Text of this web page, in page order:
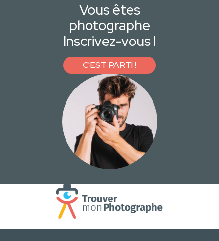
Vous êtes
photographe
Inscrivez-vous !
C'EST PARTI !